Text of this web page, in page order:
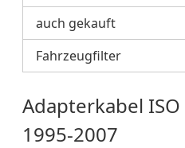
auch gekauft
Fahrzeugfilter
Adapterkabel
1995-2007